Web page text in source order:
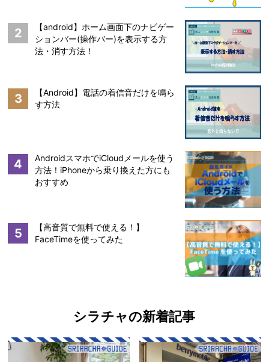
2
【android】ホーム画面下のナビゲー
ションバー(操作バー)を表示する方
法・消す方法！
3
【Android】電話の着信音だけを鳴ら
す方法
4
AndroidスマホでiCloudメールを使う
方法！iPhoneから乗り換えた方にも
おすすめ
5
【高音質で無料で使える！】
FaceTimeを使ってみた
シラチャの新着記事